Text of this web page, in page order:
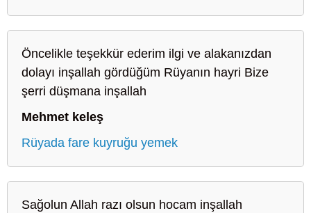
Öncelikle teşekkür ederim ilgi ve alakanızdan
dolayı inşallah gördüğüm Rüyanın hayri Bize
şerri düşmana inşallah
Mehmet keleş
Rüyada fare kuyruğu yemek
Sağolun Allah razı olsun hocam inşallah